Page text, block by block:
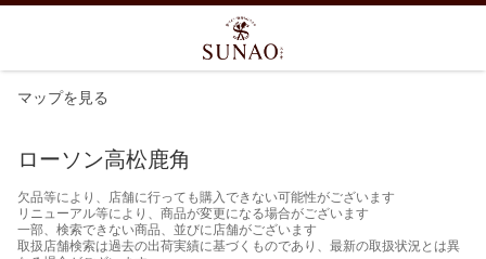
マップを見る
ローソン高松鹿角
欠品等により、店舗に行っても購入できない可能性がございます
リニューアル等により、商品が変更になる場合がございます
一部、検索できない商品、並びに店舗がございます
取扱店舗検索は過去の出荷実績に基づくものであり、最新の取扱状況とは異